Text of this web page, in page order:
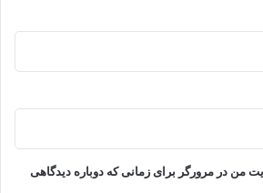
من در مرورگر برای زمانی که دوباره دیدگاهی